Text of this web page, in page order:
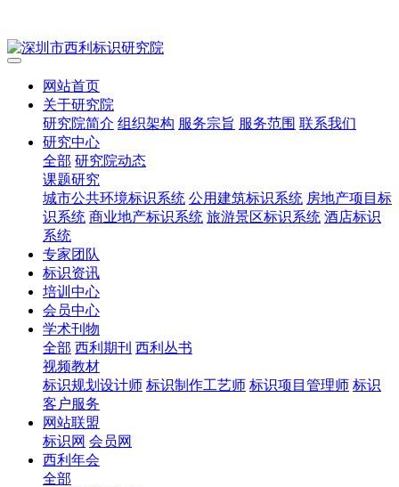
网站首页
关于研究院
研究院简介 组织架构 服务宗旨 服务范围 联系我们
研究中心
全部 研究院动态
课题研究
城市公共环境标识系统 公用建筑标识系统 房地产项目标
识系统 商业地产标识系统 旅游景区标识系统 酒店标识
系统
专家团队
标识资讯
培训中心
会员中心
学术刊物
全部 西利期刊 西利丛书
视频教材
标识规划设计师 标识制作工艺师 标识项目管理师 标识
客户服务
网站联盟
标识网 会员网
西利年会
全部